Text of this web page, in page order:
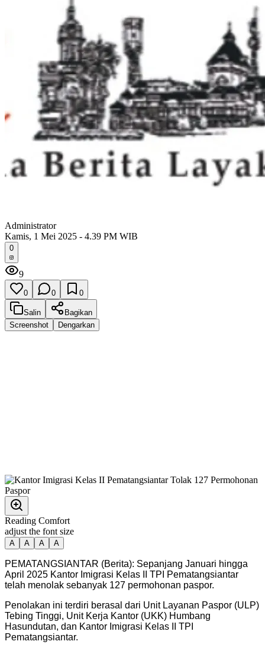
Administrator
Kamis, 1 Mei 2025 - 4.39 PM WIB
0
9
0 0 0
Salin
Bagikan
Screenshot
Dengarkan
Reading Comfort
adjust the font size
A A A A
PEMATANGSIANTAR (Berita): Sepanjang Januari hingga
April 2025 Kantor Imigrasi Kelas II TPI Pematangsiantar
telah menolak sebanyak 127 permohonan paspor.
Penolakan ini terdiri berasal dari Unit Layanan Paspor (ULP)
Tebing Tinggi, Unit Kerja Kantor (UKK) Humbang
Hasundutan, dan Kantor Imigrasi Kelas II TPI
Pematangsiantar.